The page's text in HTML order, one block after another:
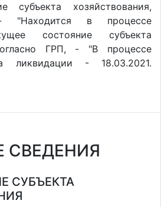
субъекта хозяйствования,
"Находится в процессе
состояние субъекта
ГРП, - "В процессе
ликвидации - 18.03.2021.
СВЕДЕНИЯ
СУБЪЕКТА